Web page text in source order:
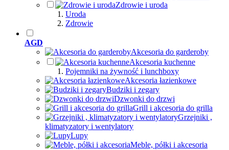
Zdrowie i uroda
Uroda
Zdrowie
AGD
Akcesoria do garderoby
Akcesoria kuchenne
Pojemniki na żywność i lunchboxy
Akcesoria łazienkowe
Budziki i zegary
Dzwonki do drzwi
Grill i akcesoria do grilla
Grzejniki ,
klimatyzatory i wentylatory
Lupy
Meble, półki i akcesoria